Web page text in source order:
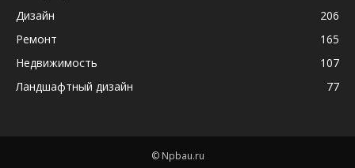
Дизайн
206
Ремонт
165
Недвижимость
107
Ландшафтный дизайн
77
© Npbau.ru